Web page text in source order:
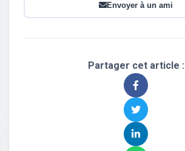
Envoyer à un ami
Partager cet article :